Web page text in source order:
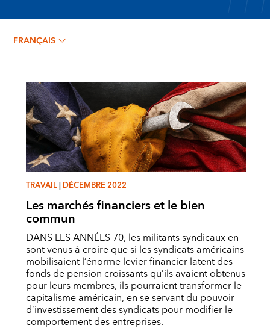
JOSEPH MCCARTIN
FRANÇAIS
TRAVAIL|DÉCEMBRE 2022
Les marchés financiers et le bien
commun
DANS LES ANNÉES 70, les militants syndicaux en
sont venus à croire que si les syndicats américains
mobilisaient l’énorme levier financier latent des
fonds de pension croissants qu’ils avaient obtenus
pour leurs membres, ils pourraient transformer le
capitalisme américain, en se servant du pouvoir
d’investissement des syndicats pour modifier le
comportement des entreprises.